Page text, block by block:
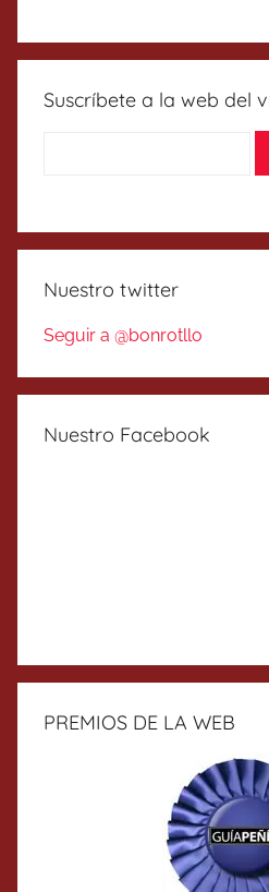
Suscríbete a la web del
Nuestro twitter
Seguir a @bonrotllo
Nuestro Facebook
PREMIOS DE LA WEB